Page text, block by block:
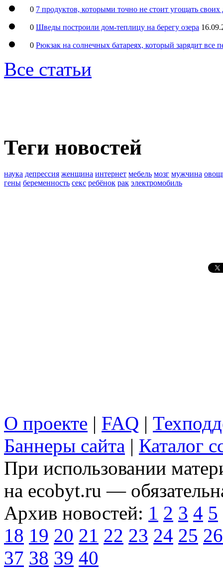
0 7 продуктов, которыми точно не стоит угощать
0 Шведы построили дом-теплицу на берегу озера
0 Рюкзак на солнечных батареях, который зарядит все
Все статьи
Теги новостей
наука депрессия женщина интернет мебель мозг мужчина
гены беременность секс ребёнок рак электромобиль
О проекте | FAQ |
Баннеры сайта | Каталог
При использовании
на ecobyt.ru —
Архив новостей: 1 2 3 4 5
18 19 20 21 22 23 24 25 26
37 38 39 40